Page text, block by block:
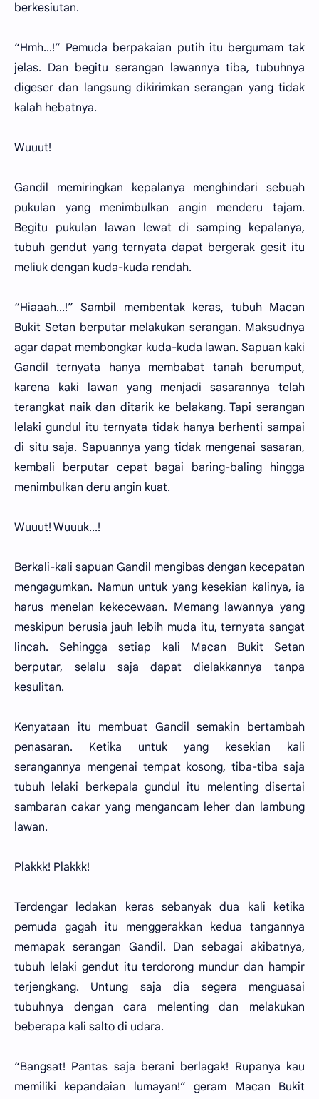
berkesiutan.
“Hmh...!” Pemuda berpakaian putih itu bergumam tak
jelas. Dan begitu serangan lawannya tiba, tubuhnya
digeser dan langsung dikirimkan serangan yang tidak
kalah hebatnya.
Wuuut!
Gandil memiringkan kepalanya menghindari sebuah
pukulan yang menimbulkan angin menderu tajam.
Begitu pukulan lawan lewat di samping kepalanya,
tubuh gendut yang ternyata dapat bergerak gesit itu
meliuk dengan kuda-kuda rendah.
“Hiaaah...!” Sambil membentak keras, tubuh Macan
Bukit Setan berputar melakukan serangan. Maksudnya
agar dapat membongkar kuda-kuda lawan. Sapuan kaki
Gandil ternyata hanya membabat tanah berumput,
karena kaki lawan yang menjadi sasarannya telah
terangkat naik dan ditarik ke belakang. Tapi serangan
lelaki gundul itu ternyata tidak hanya berhenti sampai
di situ saja. Sapuannya yang tidak mengenai sasaran,
kembali berputar cepat bagai baring-baling hingga
menimbulkan deru angin kuat.
Wuuut! Wuuuk...!
Berkali-kali sapuan Gandil mengibas dengan kecepatan
mengagumkan. Namun untuk yang kesekian kalinya, ia
harus menelan kekecewaan. Memang lawannya yang
meskipun berusia jauh lebih muda itu, ternyata sangat
lincah. Sehingga setiap kali Macan Bukit Setan
berputar, selalu saja dapat dielakkannya tanpa
kesulitan.
Kenyataan itu membuat Gandil semakin bertambah
penasaran. Ketika untuk yang kesekian kali
serangannya mengenai tempat kosong, tiba-tiba saja
tubuh lelaki berkepala gundul itu melenting disertai
sambaran cakar yang mengancam leher dan lambung
lawan.
Plakkk! Plakkk!
Terdengar ledakan keras sebanyak dua kali ketika
pemuda gagah itu menggerakkan kedua tangannya
memapak serangan Gandil. Dan sebagai akibatnya,
tubuh lelaki gendut itu terdorong mundur dan hampir
terjengkang. Untung saja dia segera menguasai
tubuhnya dengan cara melenting dan melakukan
beberapa kali salto di udara.
“Bangsat! Pantas saja berani berlagak! Rupanya kau
memiliki kepandaian lumayan!” geram Macan Bukit